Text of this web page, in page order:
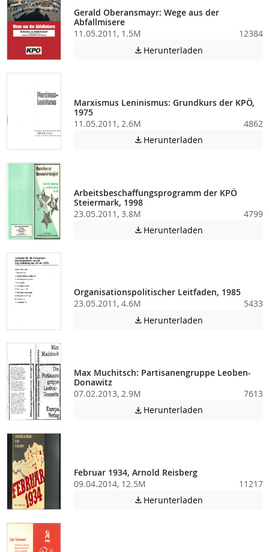
Gerald Oberansmayr: Wege aus der
Abfallmisere
11.05.2011, 1.5M
12384
 Herunterladen
Marxismus Leninismus: Grundkurs der KPÖ,
1975
11.05.2011, 2.6M
4862
 Herunterladen
Arbeitsbeschaffungsprogramm der KPÖ
Steiermark, 1998
23.05.2011, 3.8M
4799
 Herunterladen
Organisationspolitischer Leitfaden, 1985
23.05.2011, 4.6M
5433
 Herunterladen
Max Muchitsch: Partisanengruppe Leoben-
Donawitz
07.02.2013, 2.9M
7613
 Herunterladen
Februar 1934, Arnold Reisberg
09.04.2014, 12.5M
11217
 Herunterladen